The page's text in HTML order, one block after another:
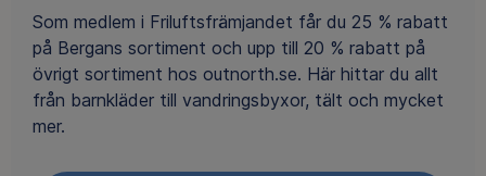
Som medlem i Friluftsfrämjandet får du 25 % rabatt
på Bergans sortiment och upp till 20 % rabatt på
övrigt sortiment hos outnorth.se. Här hittar du allt
från barnkläder till vandringsbyxor, tält och mycket
mer.